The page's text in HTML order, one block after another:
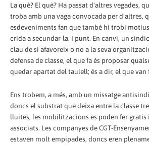
La què? El què? Ha passat d'altres vegades,
troba amb una vaga convocada per d'altres,
esdeveniments fan que també hi trobi
crida a secundar-la. I punt. En canvi, un
clau de si afavoreix o no a la seva
defensa de classe, el que fa és proposar
quedar apartat del taulell; és a dir, el que van
Ens trobem, a més, amb un missatge
doncs el substrat que deixa entre la classe
lluites, les mobilitzacions es poden fer gratis
associats. Les companyes de CGT-
estaven molt empipades, doncs eren